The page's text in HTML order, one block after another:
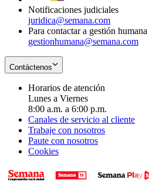
Notificaciones judiciales
juridica@semana.com
Para contactar a gestión humana
gestionhumana@semana.com
Contáctenos
Horarios de atención
Lunes a Viernes
8:00 a.m. a 6:00 p.m.
Canales de servicio al cliente
Trabaje con nosotros
Paute con nosotros
Cookies